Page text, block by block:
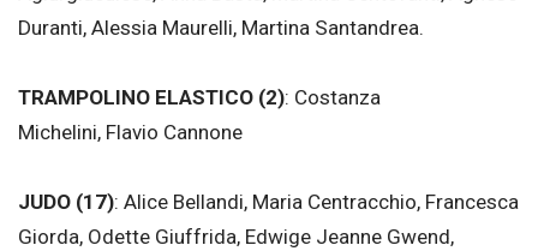
Duranti, Alessia Maurelli, Martina Santandrea.
TRAMPOLINO ELASTICO (2): Costanza
Michelini, Flavio Cannone
JUDO (17): Alice Bellandi, Maria Centracchio, Francesca
Giorda, Odette Giuffrida, Edwige Jeanne Gwend,